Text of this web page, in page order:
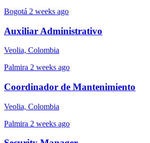
Bogotá 2 weeks ago
Auxiliar Administrativo
Veolia, Colombia
Palmira 2 weeks ago
Coordinador de Mantenimiento
Veolia, Colombia
Palmira 2 weeks ago